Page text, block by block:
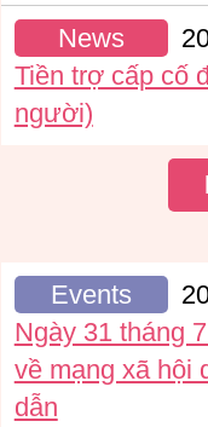
News
Tiền trợ cấp cố
người)
Events
Ngày 31 tháng
về mạng xã hội
dẫn